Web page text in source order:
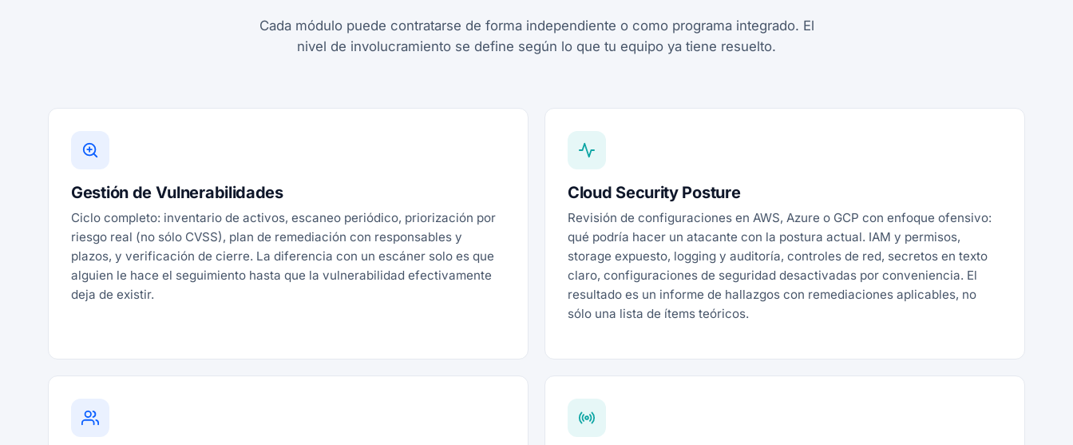
Cada módulo puede contratarse de forma independiente o como programa integrado. El
nivel de involucramiento se define según lo que tu equipo ya tiene resuelto.
Gestión de Vulnerabilidades
Ciclo completo: inventario de activos, escaneo periódico, priorización por
riesgo real (no sólo CVSS), plan de remediación con responsables y
plazos, y verificación de cierre. La diferencia con un escáner solo es que
alguien le hace el seguimiento hasta que la vulnerabilidad efectivamente
deja de existir.
Cloud Security Posture
Revisión de configuraciones en AWS, Azure o GCP con enfoque ofensivo:
qué podría hacer un atacante con la postura actual. IAM y permisos,
storage expuesto, logging y auditoría, controles de red, secretos en texto
claro, configuraciones de seguridad desactivadas por conveniencia. El
resultado es un informe de hallazgos con remediaciones aplicables, no
sólo una lista de ítems teóricos.